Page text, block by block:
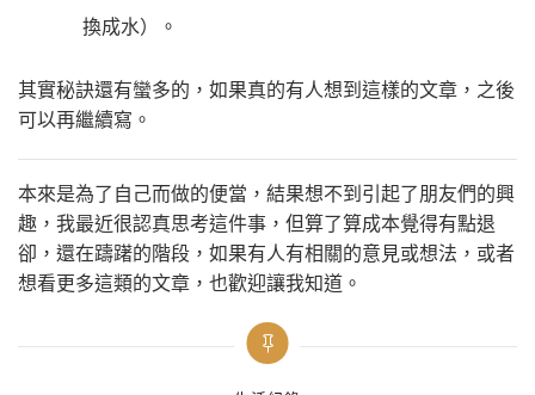
換成水）。
其實秘訣還有蠻多的，如果真的有人想到這樣的文章，之後
可以再繼續寫。
本來是為了自己而做的便當，結果想不到引起了朋友們的興
趣，我最近很認真思考這件事，但算了算成本覺得有點退
卻，還在躊躇的階段，如果有人有相關的意見或想法，或者
想看更多這類的文章，也歡迎讓我知道。